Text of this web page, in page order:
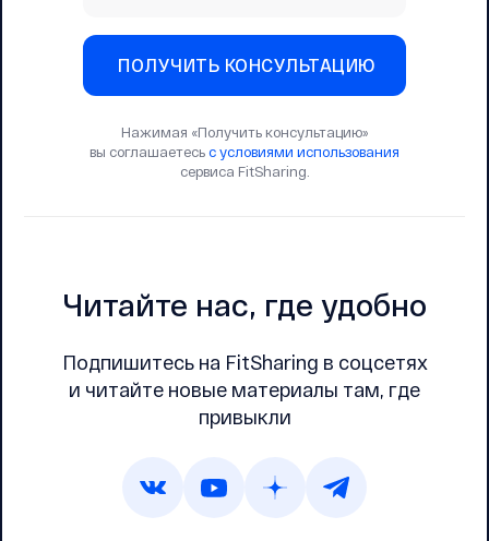
ПОЛУЧИТЬ КОНСУЛЬТАЦИЮ
Нажимая «Получить консультацию»
вы соглашаетесьс условиями использования
сервиса FitSharing.
Читайте нас, где удобно
Подпишитесь на FitSharing в соцсетях
и читайте новые материалы там, где
привыкли